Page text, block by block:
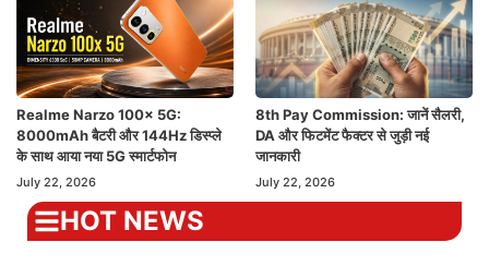
Realme Narzo 100x 5G:
8000mAh बैटरी और 144Hz डिस्प्ले
के साथ आया नया 5G स्मार्टफोन
July 22, 2026
8th Pay Commission: जानें सैलरी,
DA और फिटमेंट फैक्टर से जुड़ी नई
जानकारी
July 22, 2026
HOT NEWS